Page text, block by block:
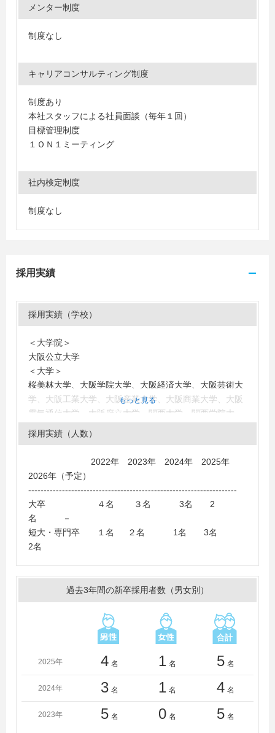
メンター制度
制度なし
キャリアコンサルティング制度
制度あり
本社スタッフによる社員面談（毎年１回）
目標管理制度
１ＯＮ１ミーティング
社内検定制度
制度なし
採用実績
採用実績（学校）
＜大学院＞
大阪公立大学
＜大学＞
桜美林大学、大阪学院大学、大阪経済大学、大阪芸術大
学、大阪工業大学、大阪産業大学、大阪商業大学、大阪
電気通信大学、大阪府立大学、関西大学、関西学院大
学、関東学院大学、京都産業大学、京都先端科学大学、
京都橘大学、杏林大学、近畿大学、甲南大学、神戸学院
泉女子大学、摂南大学、創価大学、千葉商科大学、中央
大学、帝京大学、帝塚山大学、東京経済大学、東京理科
大学、同志社大学、東洋大学、奈良学園大学、日本大
明治大学、桃山学院大学、立正大学、立命館大学、立命
関西女子短期大学、近畿コンピュータ電子専門学校、近
校、専門学校大阪ビジネス・アカデミー、大阪女学院短
期大学、東京電子専門学校、日本工学院専門学校、武庫
川女子大学短期大学部
もっと見る
採用実績（人数）
2022年 2023年 2024年 2025年
2026年（予定）
--------------------------------------------------------------------
大卒 ４名 ３名 3名 2
名 －
短大・専門卒 １名 ２名 1名 3名
2名
過去3年間の新卒採用者数（男女別）
2025年 4 名 1 名 5 名
2024年 3 名 1 名 4 名
2023年 5 名 0 名 5 名